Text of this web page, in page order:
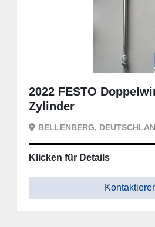
2022 FESTO
Zylinder
BELLENBERG,
Klicken für Details